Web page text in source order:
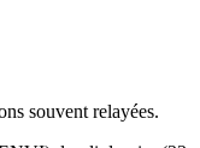
souvent relayées.